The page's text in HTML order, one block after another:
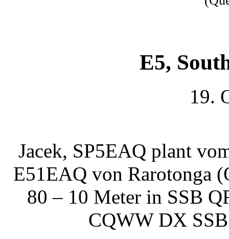
E5,
19.
Jacek, SP5EAQ plant
E51EAQ von Rarotonga
80 – 10 Meter in SSB
CQWW DX